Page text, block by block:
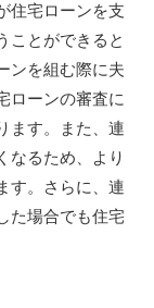
住宅ローンを支
ことができると
ンを組む際に夫
ローンの審査に
ます。また、連
なるため、より
す。さらに、連
た場合でも住宅